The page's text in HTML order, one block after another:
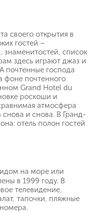
своего открытия в
гостей –
знаменитостей, список
здесь играют джаз и
почтенные господа
фоне почтенного
Grand Hotel du
роскоши и
атмосфера
снова и снова. В Гранд-
отель полон гостей
на море или
в 1999 году. В
телевидение,
тапочки, пляжные